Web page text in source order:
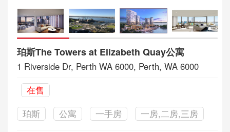
珀斯The Towers at Elizabeth Quay公寓
1 Riverside Dr, Perth WA 6000, Perth, WA 6000
在售
珀斯
公寓 一手房 一房,二房,三房